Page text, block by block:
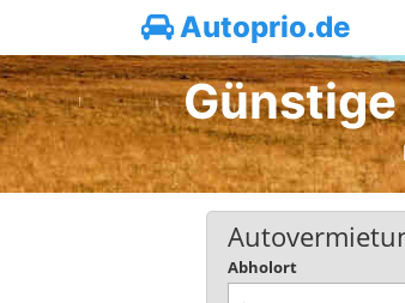
Autoprio.de
Abholort